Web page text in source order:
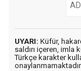
UYARI: Küfür,
saldırı içeren, imla
Türkçe karakter